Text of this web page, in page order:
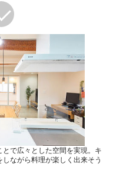
で広々とした空間を実現。キ
ながら料理が楽しく出来そう